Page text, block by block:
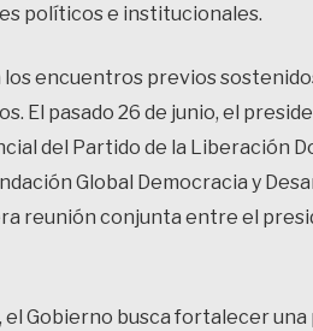
políticos e institucionales.
los encuentros previos
El pasado 26 de junio, el
del Partido de la Liberación
Global Democracia y
reunión conjunta entre el
Gobierno busca fortalecer